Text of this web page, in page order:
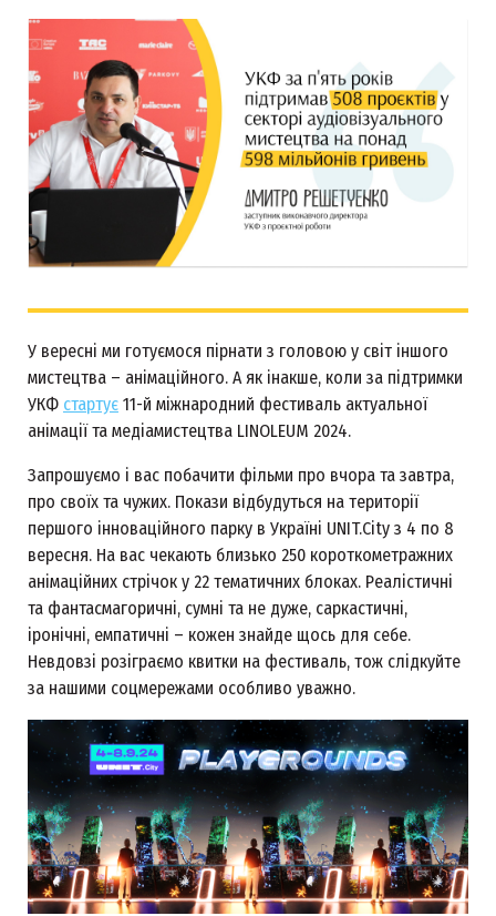
У вересні ми готуємося пірнати з головою у світ іншого
мистецтва – анімаційного. А як інакше, коли за підтримки
УКФ стартує 11-й міжнародний фестиваль актуальної
анімації та медіамистецтва LINOLEUM 2024.
Запрошуємо і вас побачити фільми про вчора та завтра,
про своїх та чужих. Покази відбудуться на території
першого інноваційного парку в Україні UNIT.City з 4 по 8
вересня. На вас чекають близько 250 короткометражних
анімаційних стрічок у 22 тематичних блоках. Реалістичні
та фантасмагоричні, сумні та не дуже, саркастичні,
іронічні, емпатичні – кожен знайде щось для себе.
Невдовзі розіграємо квитки на фестиваль, тож слідкуйте
за нашими соцмережами особливо уважно.